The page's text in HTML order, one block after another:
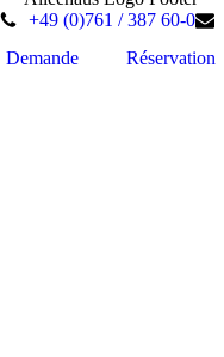
+49 (0)761 / 387 60-0
Demande Réservation